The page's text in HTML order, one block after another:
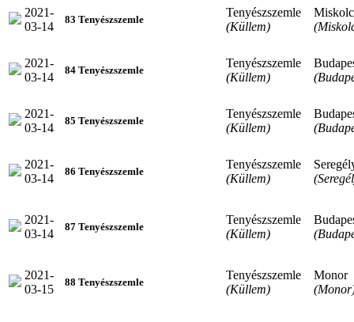
2021-
03-14
83 Tenyészszemle
Tenyészszemle
(Küllem)
Miskolc
2021-
03-14
84 Tenyészszemle
Tenyészszemle
(Küllem)
2021-
03-14
85 Tenyészszemle
Tenyészszemle
(Küllem)
2021-
03-14
86 Tenyészszemle
Tenyészszemle
(Küllem)
2021-
03-14
87 Tenyészszemle
Tenyészszemle
(Küllem)
2021-
03-15
88 Tenyészszemle
Tenyészszemle
(Küllem)
Monor